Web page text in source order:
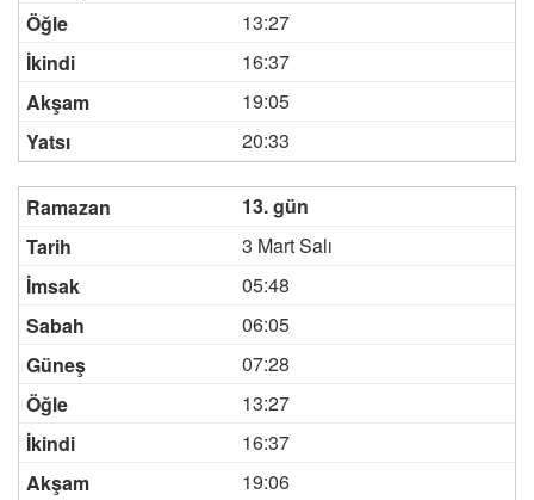
13:27
16:37
19:05
20:33
13. gün
3 Mart Salı
05:48
06:05
07:28
13:27
16:37
19:06